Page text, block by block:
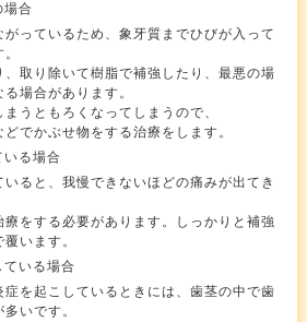
合
っているため、象牙質までひびが入って
取り除いて樹脂で補強したり、最悪の場
場合があります。
うともろくなってしまうので、
でかぶせ物をする治療をします。
る場合
ると、我慢できないほどの痛みが出てき
をする必要があります。しっかりと補強
います。
いる場合
を起こしているときには、歯茎の中で歯
いです。